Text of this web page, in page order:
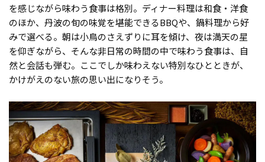
を感じながら味わう食事は格別。ディナー料理は和食・洋食
のほか、丹波の旬の味覚を堪能できるBBQや、鍋料理から好
みで選べる。朝は小鳥のさえずりに耳を傾け、夜は満天の星
を仰ぎながら、そんな非日常の時間の中で味わう食事は、自
然と会話も弾む。ここでしか味わえない特別なひとときが、
かけがえのない旅の思い出になりそう。